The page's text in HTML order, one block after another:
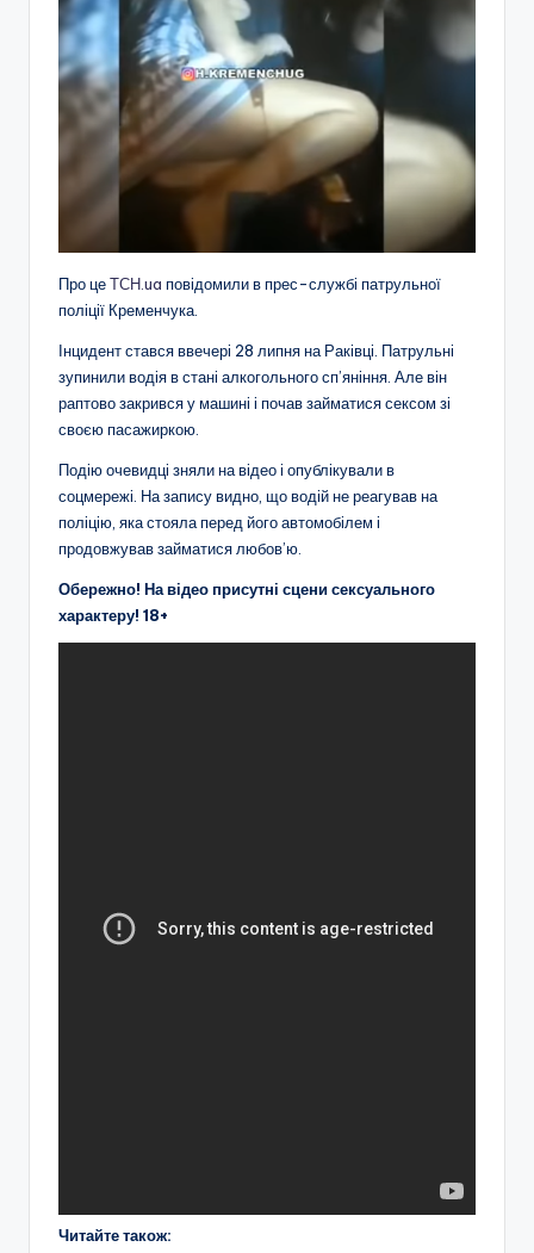
Про цеТСН.ua повідомили в прес-службі патрульної
поліції Кременчука.
Інцидент стався ввечері 28 липня на Раківці. Патрульні
зупинили водія в стані алкогольного сп’яніння. Але він
раптово закрився у машині і почав займатися сексом зі
своєю пасажиркою.
Подію очевидці зняли на відео і опублікували в
соцмережі. На запису видно, що водій не реагував на
поліцію, яка стояла перед його автомобілем і
продовжував займатися любов’ю.
Обережно! На відео присутні сцени сексуального
характеру! 18+
Читайте також: